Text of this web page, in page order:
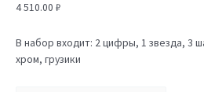
4 510.00 ₽
В набор входит: 2 цифры, 1 звезда, 3
хром, грузики